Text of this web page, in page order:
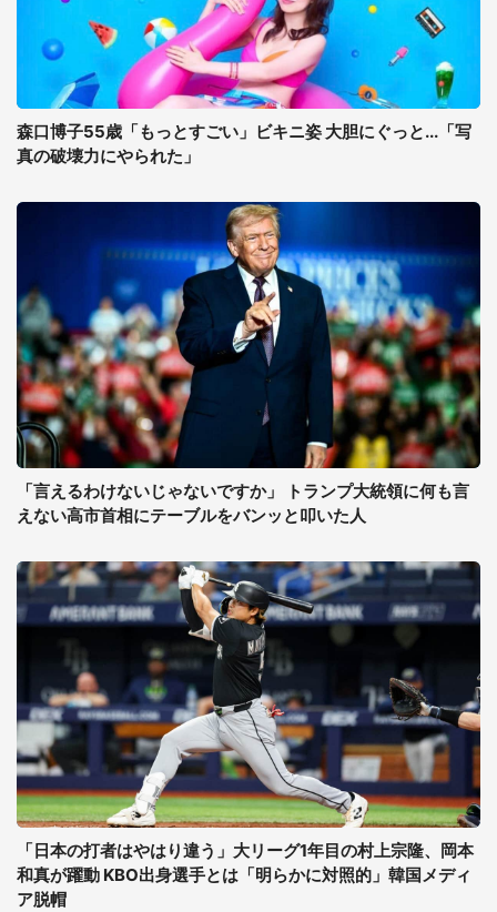
森口博子55歳「もっとすごい」ビキニ姿 大胆にぐっと...「写
真の破壊力にやられた」
「言えるわけないじゃないですか」 トランプ大統領に何も言
えない高市首相にテーブルをバンッと叩いた人
「日本の打者はやはり違う」大リーグ1年目の村上宗隆、岡本
和真が躍動 KBO出身選手とは「明らかに対照的」韓国メディ
ア脱帽